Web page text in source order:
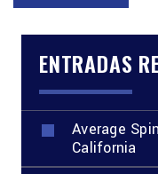
ENTRADAS
Average
California